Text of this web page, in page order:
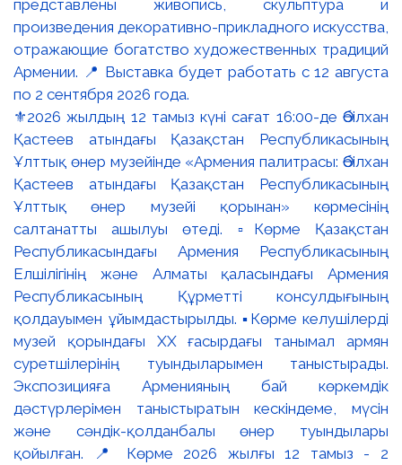
⚜️2026 жылдың 12 тамыз күні сағат 16:00-де Әбілхан
Қастеев атындағы Қазақстан Республикасының
Ұлттық өнер музейінде «Армения палитрасы: Әбілхан
Қастеев атындағы Қазақстан Республикасының
Ұлттық өнер музейі қорынан» көрмесінің
салтанатты ашылуы өтеді. ▫️Көрме Қазақстан
Республикасындағы Армения Республикасының
Елшілігінің және Алматы қаласындағы Армения
Республикасының Құрметті консулдығының
қолдауымен ұйымдастырылды. ▪️Көрме келушілерді
музей қорындағы ХХ ғасырдағы танымал армян
суретшілерінің туындыларымен таныстырады.
Экспозицияға Арменияның бай көркемдік
дәстүрлерімен таныстыратын кескіндеме, мүсін
және сәндік-қолданбалы өнер туындылары
қойылған. 📍 Көрме 2026 жылғы 12 тамыз - 2